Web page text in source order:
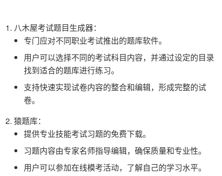
八木屋考试题目生成器：
专门应对不同职业考试推出的题库软件。
用户可以选择不同的考试科目内容，并通过设定的目录
找到适合的题库进行练习。
支持快速实现试卷内容的整合和编辑，形成完整的试
卷。
猿题库：
提供专业技能考试习题的免费下载。
习题内容由专家名师指导编辑，确保质量和专业性。
用户可以参加在线模考活动，了解自己的学习水平。